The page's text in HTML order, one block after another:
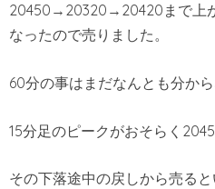
20450→20320→20420まで上
なったので売りました。
60分の事はまだなんとも分から
15分足のピークがおそらく
その下落途中の戻しから売ると